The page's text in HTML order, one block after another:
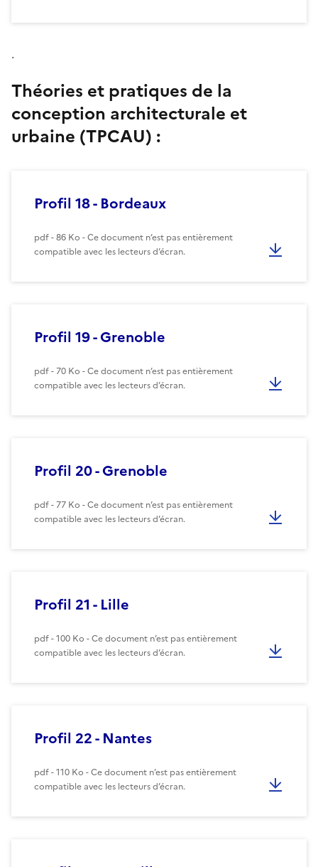
.
Théories et pratiques de la
conception architecturale et
urbaine (TPCAU) :
Profil 18 - Bordeaux
pdf - 86 Ko - Ce document n’est pas entièrement
compatible avec les lecteurs d’écran.
Profil 19 - Grenoble
pdf - 70 Ko - Ce document n’est pas entièrement
compatible avec les lecteurs d’écran.
Profil 20 - Grenoble
pdf - 77 Ko - Ce document n’est pas entièrement
compatible avec les lecteurs d’écran.
Profil 21 - Lille
pdf - 100 Ko - Ce document n’est pas entièrement
compatible avec les lecteurs d’écran.
Profil 22 - Nantes
pdf - 110 Ko - Ce document n’est pas entièrement
compatible avec les lecteurs d’écran.